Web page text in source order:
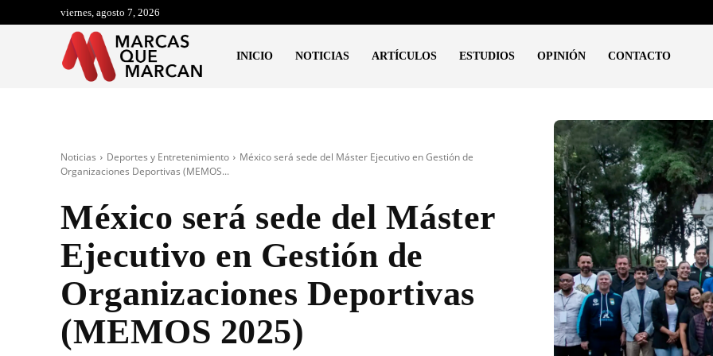
viernes, agosto 7, 2026
INICIO NOTICIAS ARTÍCULOS ESTUDIOS OPINIÓN CONTACTO
Noticias Deportes y Entretenimiento
México será sede del Máster Ejecutivo en Gestión de
Organizaciones Deportivas (MEMOS...
México será sede del Máster
Ejecutivo en Gestión de
Organizaciones Deportivas
(MEMOS 2025)